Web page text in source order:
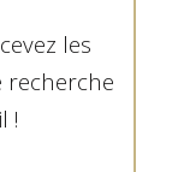
les
!